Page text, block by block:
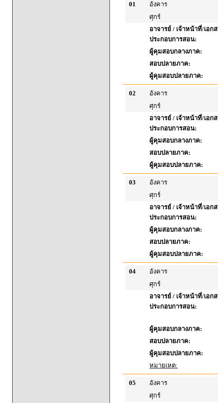
01
อังคาร
ศุกร์
อาจารย์ / เจ้าหน้าที่/เอก
ประกอบการสอน:
ผู้คุมสอบกลางภาค:
สอบปลายภาค:
ผู้คุมสอบปลายภาค:
02
อังคาร
ศุกร์
อาจารย์ / เจ้าหน้าที่/เอก
ประกอบการสอน:
ผู้คุมสอบกลางภาค:
สอบปลายภาค:
ผู้คุมสอบปลายภาค:
03
อังคาร
ศุกร์
อาจารย์ / เจ้าหน้าที่/เอก
ประกอบการสอน:
ผู้คุมสอบกลางภาค:
สอบปลายภาค:
ผู้คุมสอบปลายภาค:
04
อังคาร
ศุกร์
อาจารย์ / เจ้าหน้าที่/เอก
ประกอบการสอน:
ผู้คุมสอบกลางภาค:
สอบปลายภาค:
ผู้คุมสอบปลายภาค:
หมายเหตุ:
05
อังคาร
ศุกร์